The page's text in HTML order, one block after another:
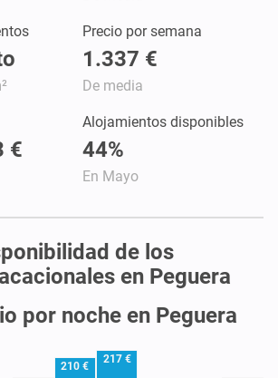
Precio por semana
1.337 €
De media
€
Alojamientos disponibles
44%
En Mayo
de los
en Peguera
por noche en Peguera
210 €
217 €